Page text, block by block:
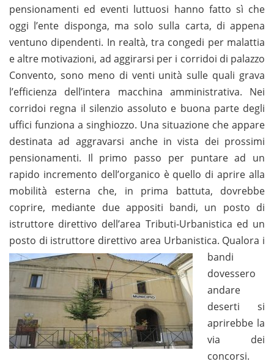
pensionamenti ed eventi luttuosi hanno fatto sì che
oggi l’ente disponga, ma solo sulla carta, di appena
ventuno dipendenti. In realtà, tra congedi per malattia
e altre motivazioni, ad aggirarsi per i corridoi di palazzo
Convento, sono meno di venti unità sulle quali grava
l’efficienza dell’intera macchina amministrativa. Nei
corridoi regna il silenzio assoluto e buona parte degli
uffici funziona a singhiozzo. Una situazione che appare
destinata ad aggravarsi anche in vista dei prossimi
pensionamenti. Il primo passo per puntare ad un
rapido incremento dell’organico è quello di aprire alla
mobilità esterna che, in prima battuta, dovrebbe
coprire, mediante due appositi bandi, un posto di
istruttore direttivo dell’area Tributi-Urbanistica ed un
posto di istruttore direttivo area Urbanistica. Qualora i
bandi
dovessero
andare
deserti si
aprirebbe la
via dei
concorsi.